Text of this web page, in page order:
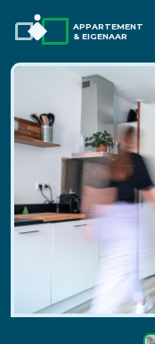
APPARTEMENT
& EIGENAAR